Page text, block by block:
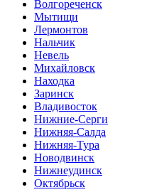
Волгореченск
Мытищи
Лермонтов
Нальчик
Невель
Михайловск
Находка
Заринск
Владивосток
Нижние-Серги
Нижняя-Салда
Нижняя-Тура
Новодвинск
Нижнеудинск
Октябрьск